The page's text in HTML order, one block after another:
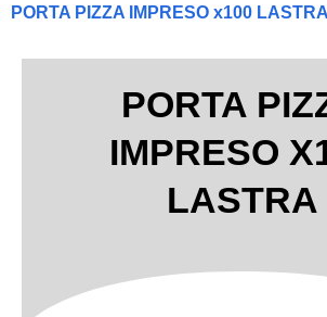
PORTA PIZZA IMPRESO x100 LASTRA
PORTA
IMPRESO
LASTRA